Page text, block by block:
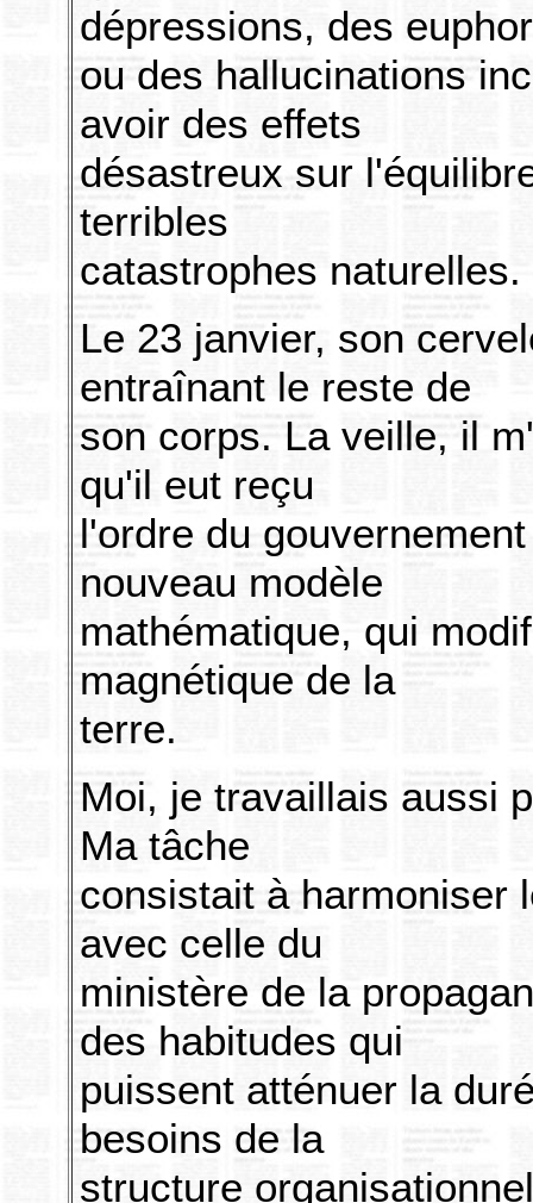
dépressions, des
ou des hallucinations
avoir des effets
désastreux sur
terribles
catastrophes naturelles.
Le 23 janvier, son
entraînant le reste de
son corps. La veille, il
qu'il eut reçu
l'ordre du
nouveau modèle
mathématique, qui
magnétique de la
terre.
Moi, je travaillais aussi
Ma tâche
consistait à harmoniser
avec celle du
ministère de la
des habitudes qui
puissent atténuer la
besoins de la
structure